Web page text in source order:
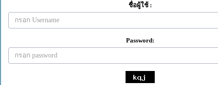
ชื่อผู้ใช้ :
Password: